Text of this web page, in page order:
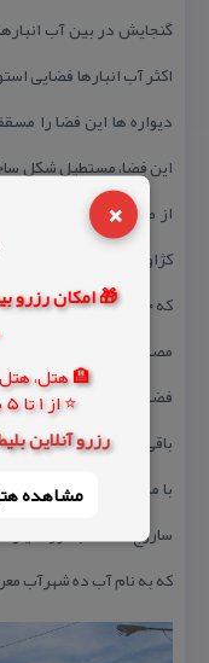
×
🏨 هتل،
⭐ از 1 تا 5 ستاره | فولبرد | نزدیک حرم
رزرو آنلاین
مشاهده
گنجایش در بین آب
اكثر آب انبارها فضایی
دیواره ها این فضا را
كژاوه ای شكل در وسط كه
كه ۵۰۰ متر مكعب آب را در خود جای می دهد.
مصالح مورد استفاده از
ساروج است آب مورد
كه به نام آب ده شهرآب